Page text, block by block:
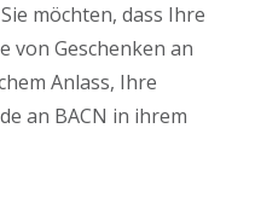
möchten, dass Ihre
von Geschenken an
Anlass, Ihre
an BACN in ihrem